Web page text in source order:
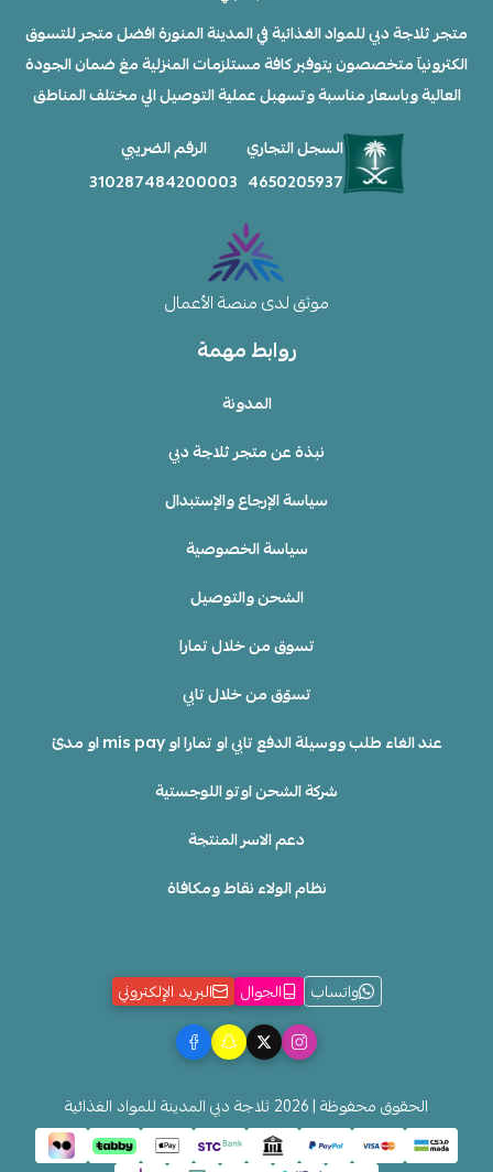
روابط مهمة
المدونة
نبذة عن متجر ثلاجة دبي
سياسة الإرجاع والإستبدال
سياسة الخصوصية
الشحن والتوصيل
تسوق من خلال تمارا
تسوّق من خلال تابي
عند الغاء طلب ووسيلة الدفع تابي او تمارا او mis pay او مدئ
شركة الشحن اوتو اللوجستية
دعم الاسر المنتجة
نظام الولاء نقاط ومكافاة
متجر ثلاجة دبي للمواد الغذائية في المدينة المنورة افضل متجر للتسوق
الكترونيآ متخصصون يتوفير كافة مستلزمات المنزلية مغ ضمان الجودة
العالية وباسعار مناسبة وتسهبل عملية التوصيل الي مختلف المناطق
السجل التجاري
4650205937
الرقم الضريبي
310287484200003
موثق لدى منصة الأعمال
واتساب الجوال البريد الإلكتروني
الحقوق محفوظة | 2026 ثلاجة دبي المدينة للمواد الغذائية